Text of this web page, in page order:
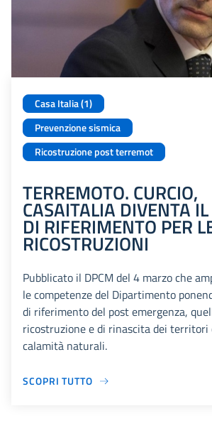
Casa Italia (1)
Prevenzione sismica
Ricostruzione post terremot
TERREMOTO. CURCIO,
CASAITALIA DIVENTA
DI RIFERIMENTO PER
RICOSTRUZIONI
Pubblicato il DPCM del 4 marzo che
le competenze del Dipartimento
di riferimento del post emergenza,
ricostruzione e di rinascita dei territori
calamità naturali.
SCOPRI TUTTO